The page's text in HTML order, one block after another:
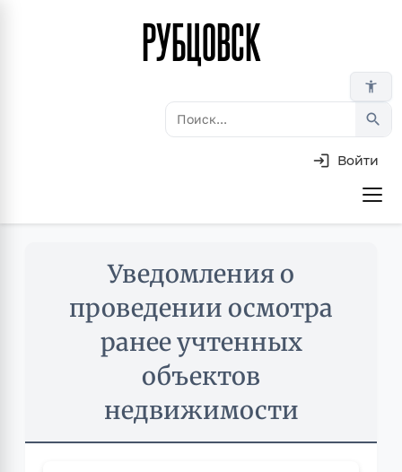
content
РУБЦОВСК
accessibility_new
search
Войти
Уведомления о
проведении осмотра
ранее учтенных
объектов
недвижимости